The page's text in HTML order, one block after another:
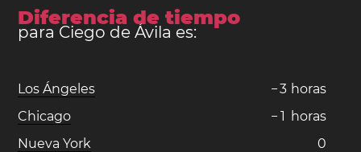
Diferencia de tiempo
para Ciego de Ávila es:
Los Ángeles −3 horas
Chicago
− 1 horas
Nueva York
0